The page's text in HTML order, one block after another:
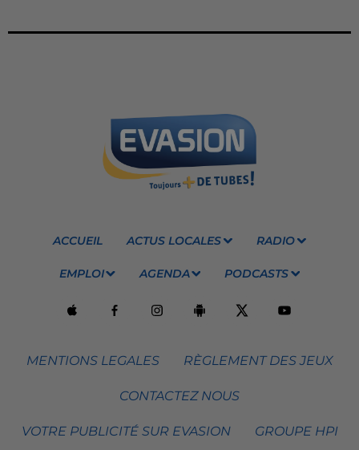
ACCUEIL ACTUS LOCALES RADIO
EMPLOI AGENDA PODCASTS
MENTIONS LEGALES RÈGLEMENT DES JEUX
CONTACTEZ NOUS
VOTRE PUBLICITÉ SUR EVASION GROUPE HPI